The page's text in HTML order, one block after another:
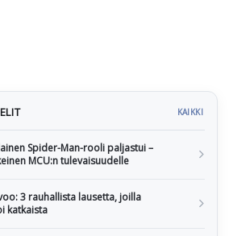
KAIKKI
Spider-Man-rooli paljastui –
MCU:n tulevaisuudelle
3 rauhallista lausetta, joilla
katkaista